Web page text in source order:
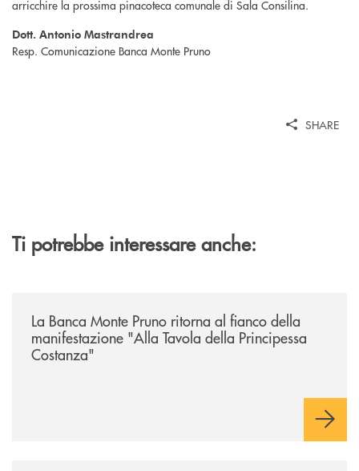
arricchire la prossima pinacoteca comunale di Sala Consilina.
Dott. Antonio Mastrandrea
Resp. Comunicazione Banca Monte Pruno
SHARE
Ti potrebbe interessare anche:
La Banca Monte Pruno ritorna al fianco della
manifestazione "Alla Tavola della Principessa
Costanza"